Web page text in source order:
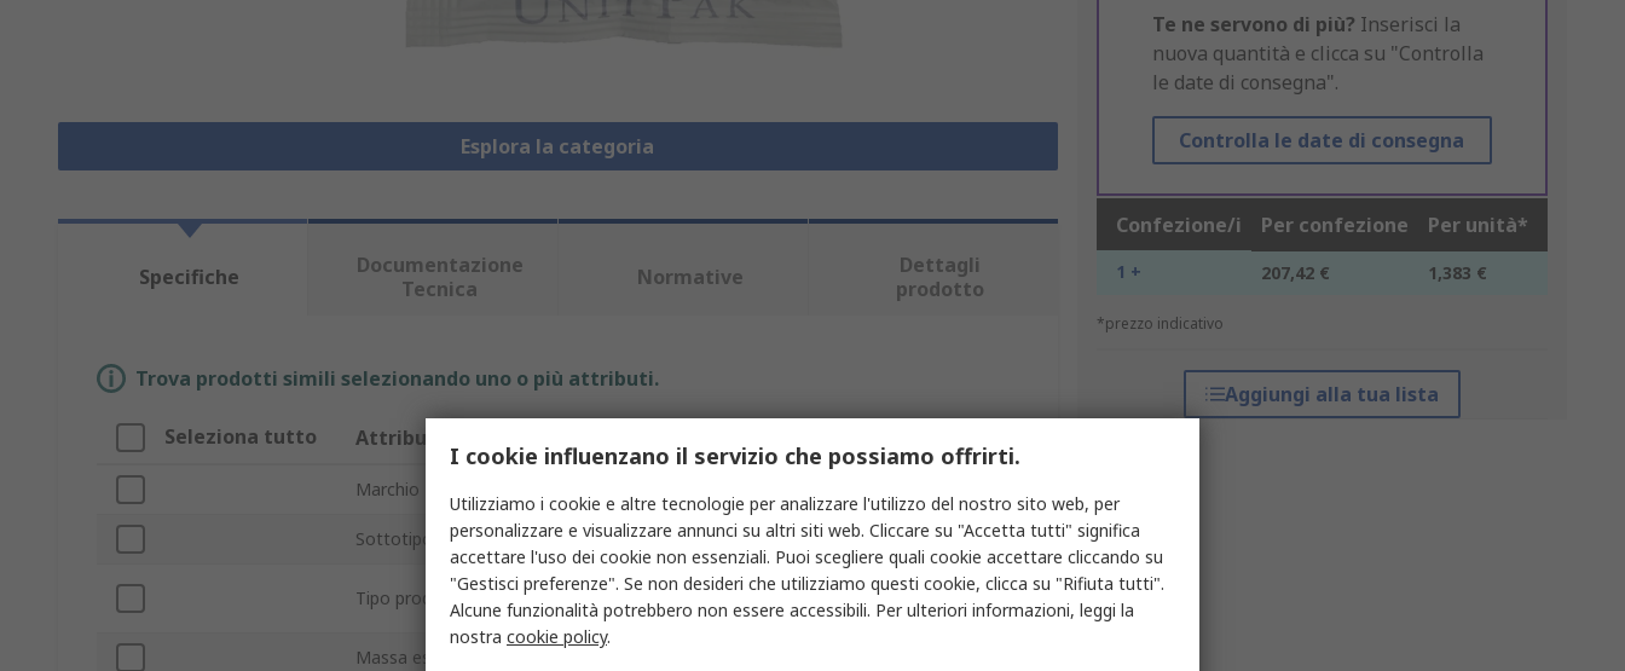
Esplora la categoria
Te ne servono di più? Inserisci la
nuova quantità e clicca su "Controlla
le date di consegna".
Controlla le date di consegna
Confezione/i Per confezione Per unità*
1 + 207,42 € 1,383 €
*prezzo indicativo
Aggiungi alla tua lista
Specifiche
Documentazione
Tecnica
Normative
Dettagli
prodotto
Trova prodotti simili selezionando uno o più attributi.
Seleziona tutto Attributo
Marchio
Sottotipo Gel di silice
Tipo prodotto
Essiccatore con indicatore di
umidità
Massa essiccante
I cookie influenzano il servizio che possiamo offrirti.
Utilizziamo i cookie e altre tecnologie per analizzare l'utilizzo del nostro sito web, per
personalizzare e visualizzare annunci su altri siti web. Cliccare su "Accetta tutti" significa
accettare l'uso dei cookie non essenziali. Puoi scegliere quali cookie accettare cliccando su
"Gestisci preferenze". Se non desideri che utilizziamo questi cookie, clicca su "Rifiuta tutti".
Alcune funzionalità potrebbero non essere accessibili. Per ulteriori informazioni, leggi la
nostra cookie policy.